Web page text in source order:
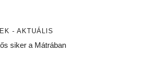
- AKTUÁLIS
siker a Mátrában